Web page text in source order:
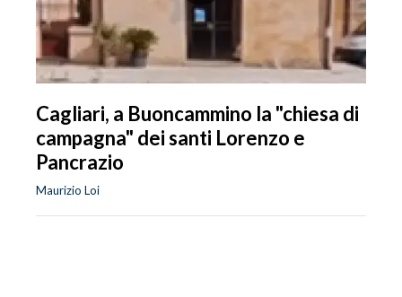
Cagliari, a Buoncammino la "chiesa di
campagna" dei santi Lorenzo e
Pancrazio
Maurizio Loi